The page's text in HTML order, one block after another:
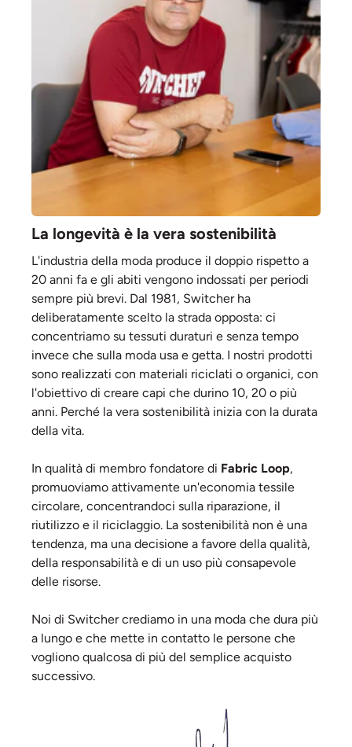
La longevità è la vera sostenibilità
L'industria della moda produce il doppio rispetto a
20 anni fa e gli abiti vengono indossati per periodi
sempre più brevi. Dal 1981, Switcher ha
deliberatamente scelto la strada opposta: ci
concentriamo su tessuti duraturi e senza tempo
invece che sulla moda usa e getta. I nostri prodotti
sono realizzati con materiali riciclati o organici, con
l'obiettivo di creare capi che durino 10, 20 o più
anni. Perché la vera sostenibilità inizia con la durata
della vita.
In qualità di membro fondatore di Fabric Loop,
promuoviamo attivamente un'economia tessile
circolare, concentrandoci sulla riparazione, il
riutilizzo e il riciclaggio. La sostenibilità non è una
tendenza, ma una decisione a favore della qualità,
della responsabilità e di un uso più consapevole
delle risorse.
Noi di Switcher crediamo in una moda che dura più
a lungo e che mette in contatto le persone che
vogliono qualcosa di più del semplice acquisto
successivo.